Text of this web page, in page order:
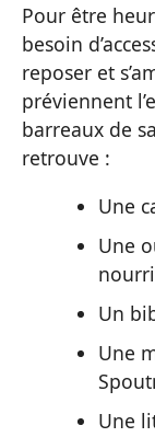
Pour être
besoin
reposer et
préviennent
barreaux de
retrouve :
Une
Une
Un
Une
Une